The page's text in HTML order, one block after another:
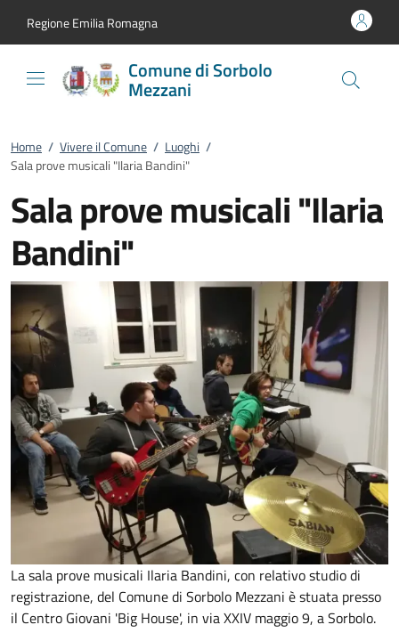
Regione Emilia Romagna
Comune di Sorbolo
Mezzani
Home / Vivere il Comune / Luoghi /
Sala prove musicali "Ilaria Bandini"
Sala prove musicali "Ilaria
Bandini"
La sala prove musicali Ilaria Bandini, con relativo studio di
registrazione, del Comune di Sorbolo Mezzani è stuata presso
il Centro Giovani 'Big House', in via XXIV maggio 9, a Sorbolo.